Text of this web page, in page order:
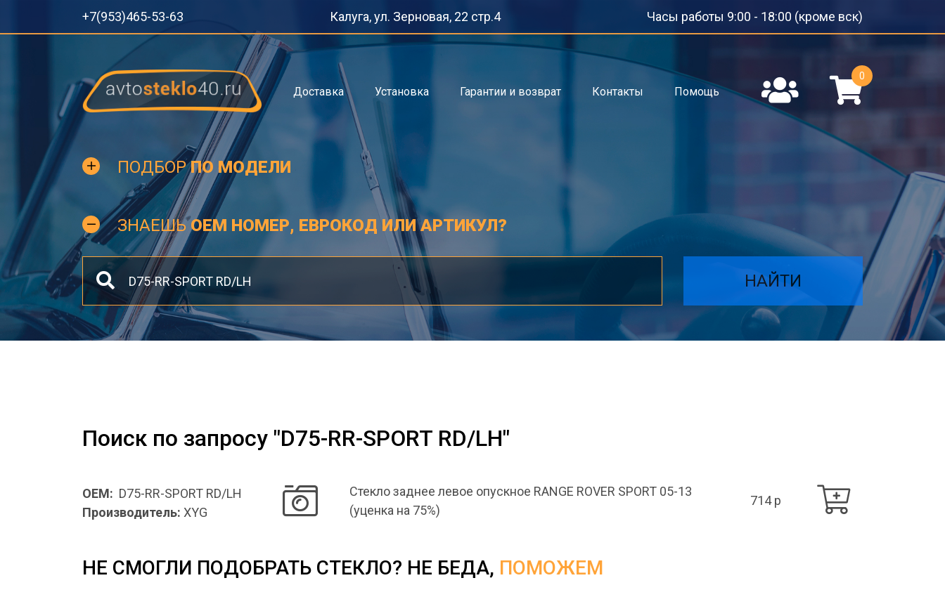
+7(953)465-53-63 Калуга, ул. Зерновая, 22 стр.4 Часы работы 9:00 - 18:00 (кроме вск)
Доставка Установка Гарантии и возврат Контакты Помощь
0
ПОДБОРПО МОДЕЛИ
ЗНАЕШЬOEM НОМЕР, ЕВРОКОД ИЛИ АРТИКУЛ?
НАЙТИ
Поиск по запросу "D75-RR-SPORT RD/LH"
OEM: D75-RR-SPORT RD/LH
Производитель: XYG
Стекло заднее левое опускное RANGE ROVER SPORT 05-13
(уценка на 75%)
714 p
НЕ СМОГЛИ ПОДОБРАТЬ СТЕКЛО? НЕ БЕДА, ПОМОЖЕМ